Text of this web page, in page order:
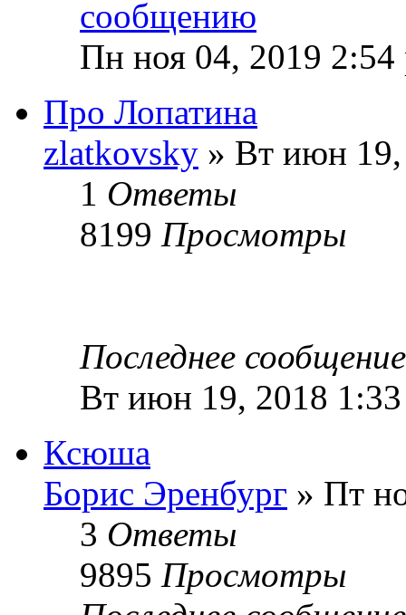
Пн ноя 04, 2019 2:54
Про Лопатина
zlatkovsky » Вт июн 19,
1 Ответы
8199 Просмотры
Последнее
Вт июн 19, 2018
Ксюша
Борис Эренбург » Пт
3 Ответы
9895 Просмотры